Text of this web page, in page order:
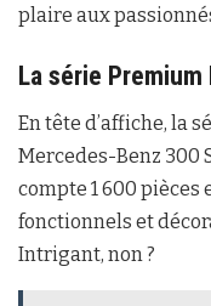
plaire aux
La série Premium
En tête d’affiche, la
Mercedes-Benz 300
compte 1 600
fonctionnels et
Intrigant, non ?